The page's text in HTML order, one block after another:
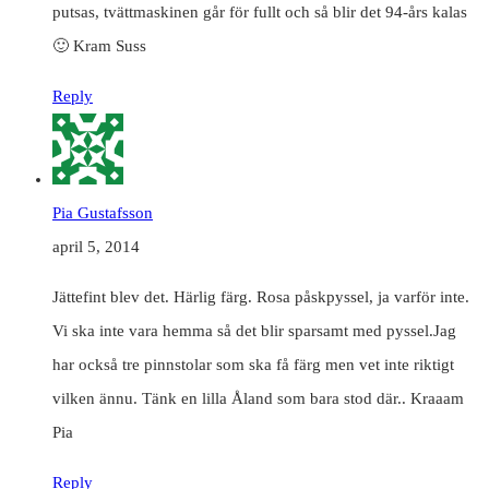
putsas, tvättmaskinen går för fullt och så blir det 94-års kalas
🙂 Kram Suss
Reply
Pia Gustafsson
april 5, 2014
Jättefint blev det. Härlig färg. Rosa påskpyssel, ja varför inte.
Vi ska inte vara hemma så det blir sparsamt med pyssel.Jag
har också tre pinnstolar som ska få färg men vet inte riktigt
vilken ännu. Tänk en lilla Åland som bara stod där.. Kraaam
Pia
Reply